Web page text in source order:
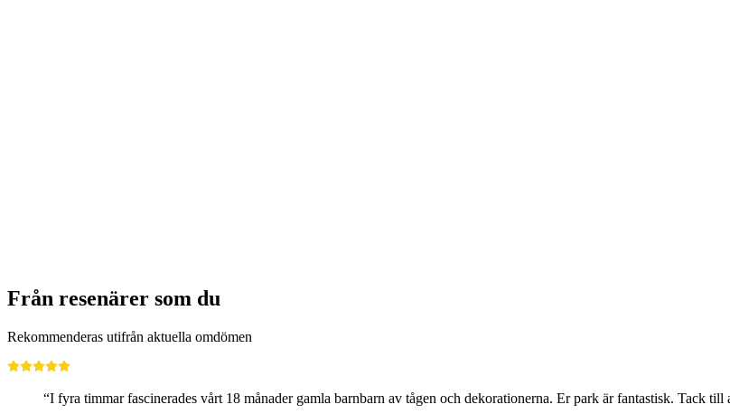
Från resenärer som du
Rekommenderas utifrån aktuella omdömen
“I fyra timmar fascinerades vårt 18 månader gamla barnbarn av tågen och dekorationerna. Er park är fantastisk. Tack